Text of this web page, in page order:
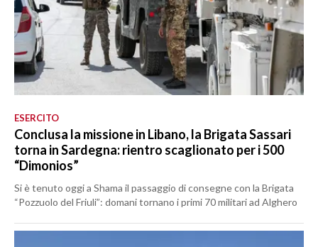
ESERCITO
Conclusa la missione in Libano, la Brigata Sassari
torna in Sardegna: rientro scaglionato per i 500
“Dimonios”
Si è tenuto oggi a Shama il passaggio di consegne con la Brigata
“Pozzuolo del Friuli”: domani tornano i primi 70 militari ad Alghero